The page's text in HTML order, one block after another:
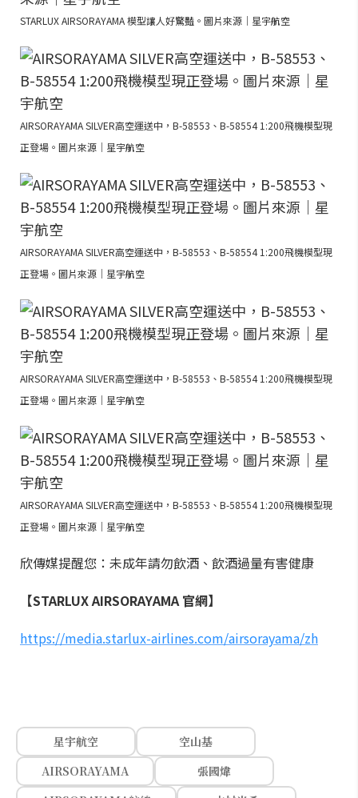
STARLUX AIRSORAYAMA 模型讓人好驚豔。圖片來源｜星宇航空
AIRSORAYAMA SILVER高空運送中，B-58553、B-58554 1:200飛機模型現
正登場。圖片來源｜星宇航空
AIRSORAYAMA SILVER高空運送中，B-58553、B-58554 1:200飛機模型現
正登場。圖片來源｜星宇航空
AIRSORAYAMA SILVER高空運送中，B-58553、B-58554 1:200飛機模型現
正登場。圖片來源｜星宇航空
AIRSORAYAMA SILVER高空運送中，B-58553、B-58554 1:200飛機模型現
正登場。圖片來源｜星宇航空
欣傳媒提醒您：未成年請勿飲酒、飲酒過量有害健康
【STARLUX AIRSORAYAMA 官網】
https://media.starlux-airlines.com/airsorayama/zh
星宇航空
空山基
AIRSORAYAMA
張國煒